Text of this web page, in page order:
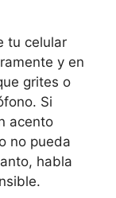
tu celular
y en
grites o
Si
acento
no pueda
habla